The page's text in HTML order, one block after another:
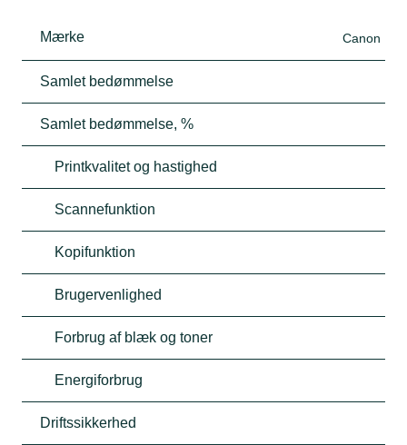
Mærke Canon
Samlet bedømmelse
Samlet bedømmelse, %
Printkvalitet og hastighed
Scannefunktion
Kopifunktion
Brugervenlighed
Forbrug af blæk og toner
Energiforbrug
Driftssikkerhed